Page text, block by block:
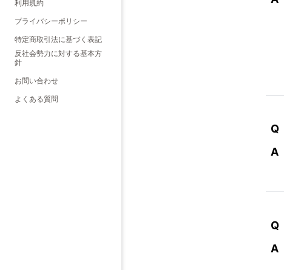
利用規約
プライバシーポリシー
特定商取引法に基づく表記
反社会勢力に対する基本方
針
お問い合わせ
よくある質問
Q
A
Q
A